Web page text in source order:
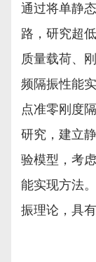
通过将单静
路，研究超
质量载荷、
频隔振性能
点准零刚度
研究，建立
验模型，考
能实现方法
振理论，具